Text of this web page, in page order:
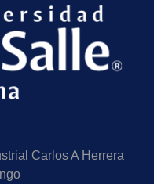
Carlos A Herrera